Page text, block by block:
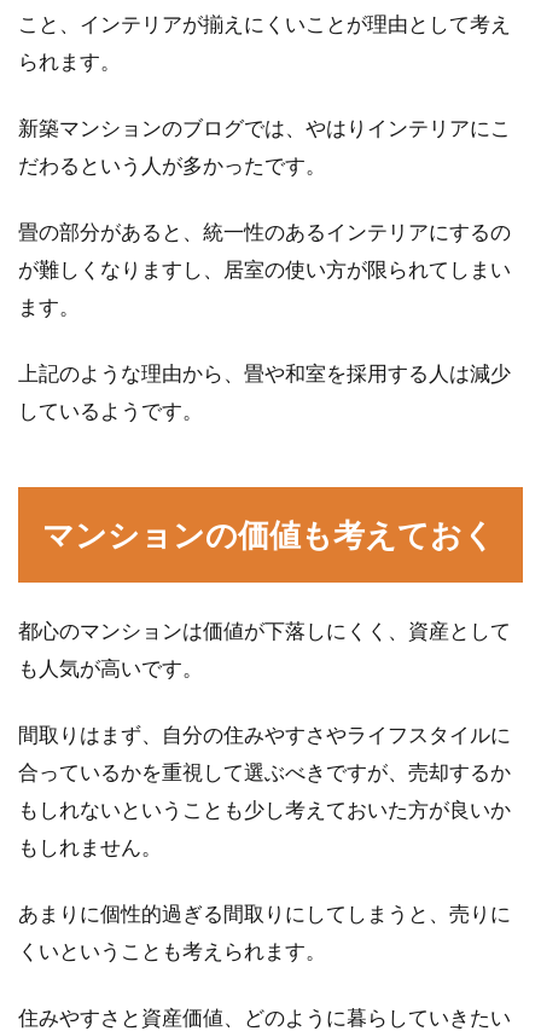
こと、インテリアが揃えにくいことが理由として考え
られます。
新築マンションのブログでは、やはりインテリアにこ
だわるという人が多かったです。
畳の部分があると、統一性のあるインテリアにするの
が難しくなりますし、居室の使い方が限られてしまい
ます。
上記のような理由から、畳や和室を採用する人は減少
しているようです。
マンションの価値も考えておく
都心のマンションは価値が下落しにくく、資産として
も人気が高いです。
間取りはまず、自分の住みやすさやライフスタイルに
合っているかを重視して選ぶべきですが、売却するか
もしれないということも少し考えておいた方が良いか
もしれません。
あまりに個性的過ぎる間取りにしてしまうと、売りに
くいということも考えられます。
住みやすさと資産価値、どのように暮らしていきたい